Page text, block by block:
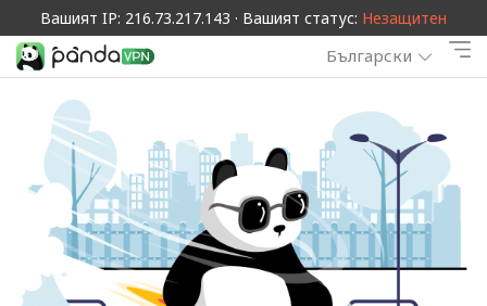
Вашият IP: 216.73.217.143 · Вашият статус: Незащитен
Български